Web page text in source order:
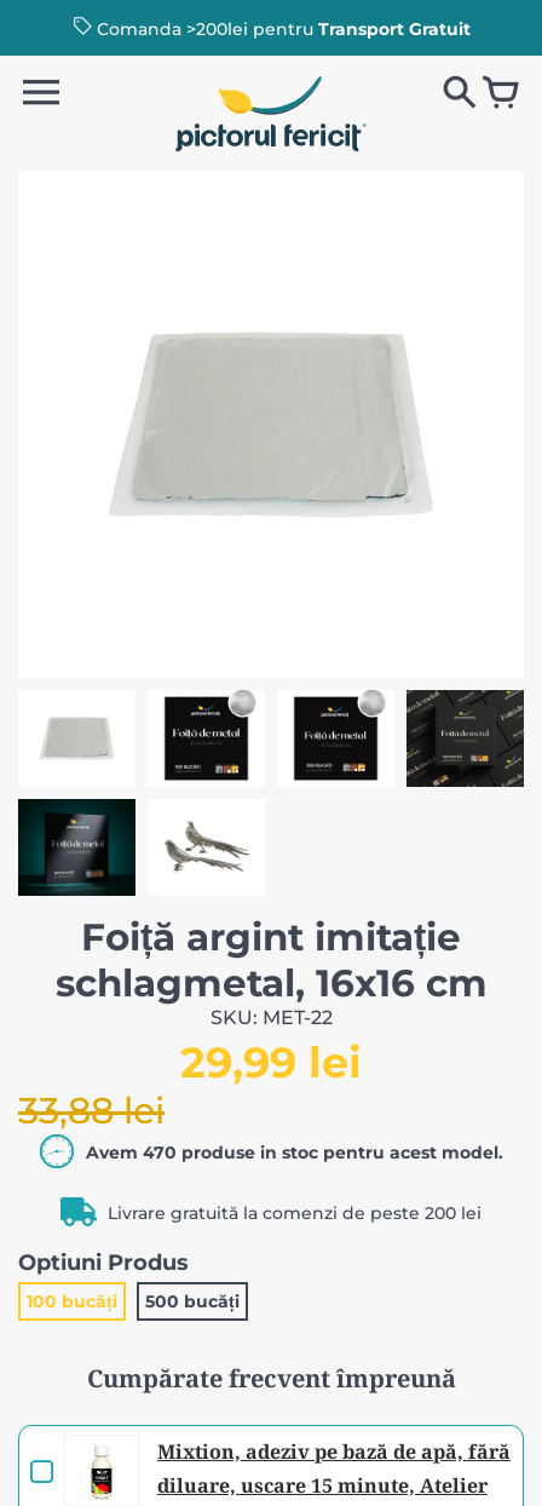
Comanda >200lei pentru Transport Gratuit
Foiță argint imitație
schlagmetal, 16x16 cm
SKU: MET-22
29,99 lei
33,88 lei
Avem 470 produse in stoc pentru acest model.
Livrare gratuită la comenzi de peste 200 lei
Optiuni Produs
100 bucăți 500 bucăți
Cumpărate frecvent împreună
Checkbox
Mixtion, adeziv pe bază de apă, fără
diluare, uscare 15 minute, Atelier